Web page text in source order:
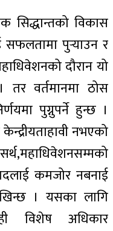
सिद्धान्तको विकास
सफलतामा पुर्‍याउन र
दौरान यो
वर्तमानमा ठोस
पुग्नुपर्ने हुन्छ ।
नभएको
कमजोर नबनाई
। यसका लागि
विशेष अधिकार